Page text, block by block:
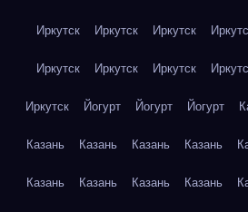
Иркутск Иркутск Иркутск
Иркутск Иркутск Иркутск
Иркутск Йогурт Йогурт Йогурт
Казань Казань Казань Казань
Казань Казань Казань Казань